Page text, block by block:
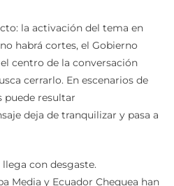
la activación del tema en
habrá cortes, el Gobierno
centro de la conversación
cerrarlo. En escenarios de
puede resultar
deja de tranquilizar y pasa a
con desgaste.
Media y Ecuador Chequea han